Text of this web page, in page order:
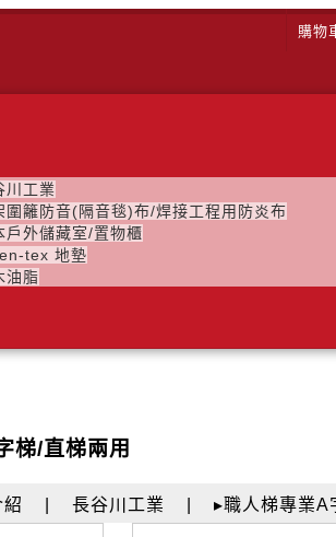
購物
川工業
圍籬防音(隔音毯)布/焊接工程用防炎布
戶外儲藏室/置物櫃
tex 地墊
油脂
梯/直梯兩用
長谷川工業 ▸職人梯專業A